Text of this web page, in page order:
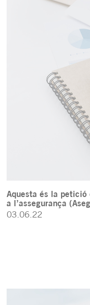
Aquesta és la
a l’assegurança
03.06.22